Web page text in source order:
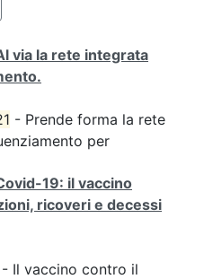
via la rete integrata
- Prende forma la rete
per
19: il vaccino
ricoveri e decessi
- Il vaccino contro il